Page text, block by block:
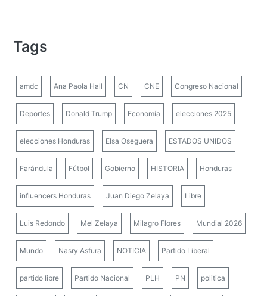
Tags
amdc Ana Paola Hall CN CNE Congreso Nacional
Deportes Donald Trump Economía elecciones 2025
elecciones Honduras Elsa Oseguera ESTADOS UNIDOS
Farándula Fútbol Gobierno HISTORIA Honduras
influencers Honduras Juan Diego Zelaya Libre
Luis Redondo Mel Zelaya Milagro Flores Mundial 2026
Mundo Nasry Asfura NOTICIA Partido Liberal
partido libre Partido Nacional PLH PN politica